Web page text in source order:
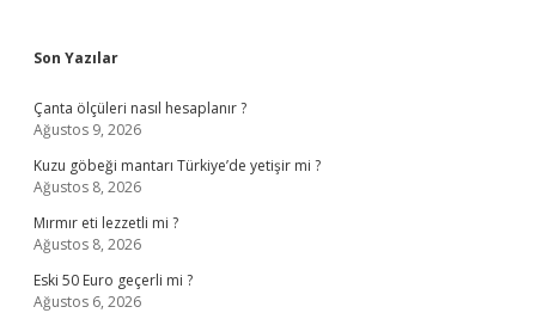
Sidebar
Son Yazılar
Çanta ölçüleri nasıl hesaplanır ?
Ağustos 9, 2026
Kuzu göbeği mantarı Türkiye’de yetişir mi ?
Ağustos 8, 2026
Mırmır eti lezzetli mi ?
Ağustos 8, 2026
Eski 50 Euro geçerli mi ?
Ağustos 6, 2026